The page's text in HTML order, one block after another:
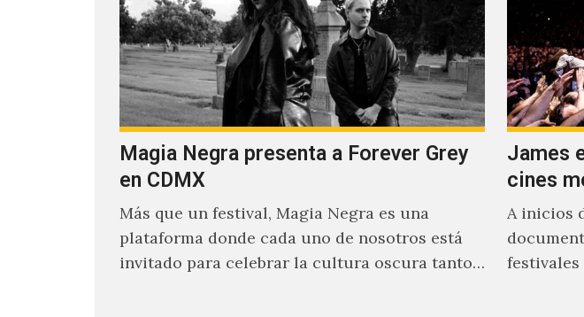
Magia Negra presenta a Forever Grey
en CDMX
Más que un festival, Magia Negra es una
plataforma donde cada uno de nosotros está
invitado para celebrar la cultura oscura tanto
James
cines
A inicios
festivales